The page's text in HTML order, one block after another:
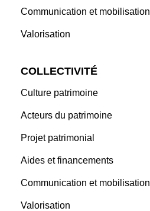
Communication et mobilisation
Valorisation
COLLECTIVITÉ
Culture patrimoine
Acteurs du patrimoine
Projet patrimonial
Aides et financements
Communication et mobilisation
Valorisation